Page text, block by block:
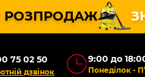
РОЗПРОДАЖ
75 02 50
дзвінок
9:00 до
Понеділок -